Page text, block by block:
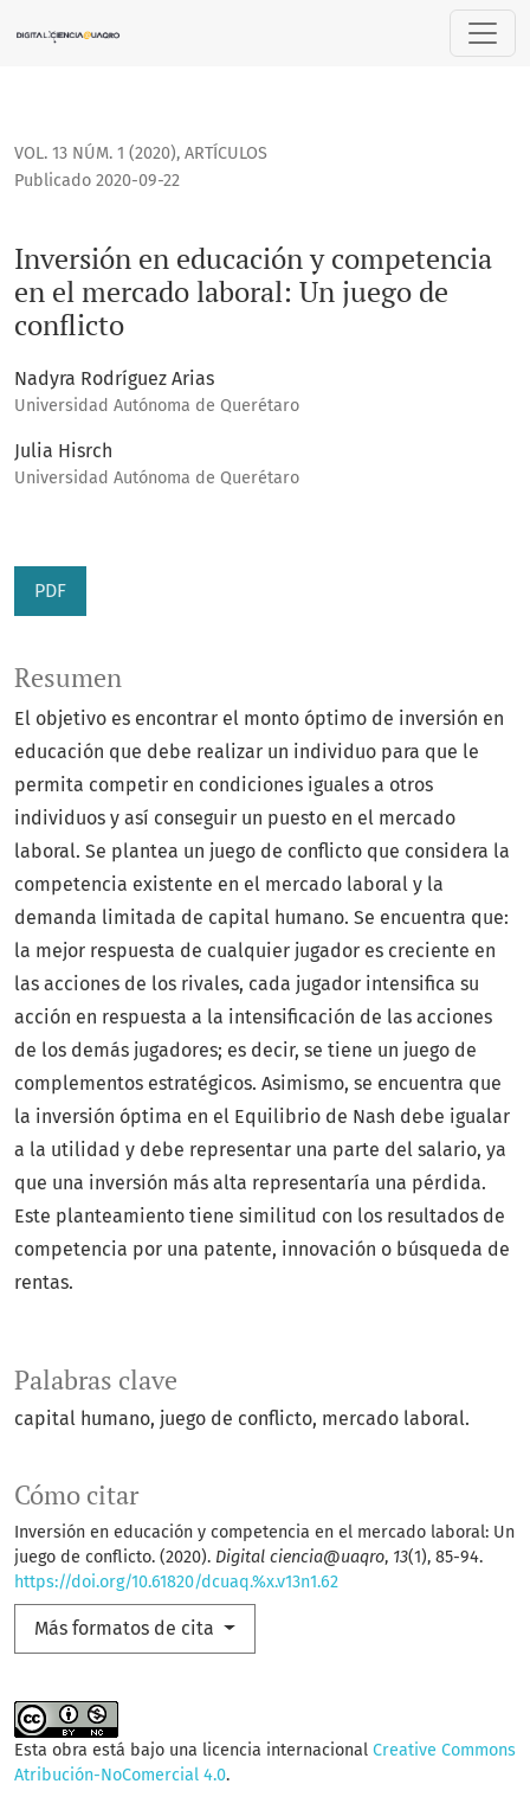
Inversión en educación y competencia en el mercado
VOL. 13 NÚM. 1 (2020), ARTÍCULOS
Inversión en educación y competencia
en el mercado laboral: Un juego de
conflicto
Publicado 2020-09-22
Nadyra Rodríguez Arias
Universidad Autónoma de Querétaro
Julia Hisrch
Universidad Autónoma de Querétaro
PDF
Palabras clave
capital humano, juego de conflicto, mercado laboral.
Cómo citar
Inversión en educación y competencia en el mercado laboral: Un
juego de conflicto. (2020). Digital ciencia@uaqro, 13(1), 85-94.
https://doi.org/10.61820/dcuaq.%x.v13n1.62
Más formatos de cita
Resumen
El objetivo es encontrar el monto óptimo de inversión en
educación que debe realizar un individuo para que le
permita competir en condiciones iguales a otros
individuos y así conseguir un puesto en el mercado
laboral. Se plantea un juego de conflicto que considera la
competencia existente en el mercado laboral y la
demanda limitada de capital humano. Se encuentra que:
la mejor respuesta de cualquier jugador es creciente en
las acciones de los rivales, cada jugador intensifica su
acción en respuesta a la intensificación de las acciones
de los demás jugadores; es decir, se tiene un juego de
complementos estratégicos. Asimismo, se encuentra que
la inversión óptima en el Equilibrio de Nash debe igualar
a la utilidad y debe representar una parte del salario, ya
que una inversión más alta representaría una pérdida.
Este planteamiento tiene similitud con los resultados de
competencia por una patente, innovación o búsqueda de
rentas.
Esta obra está bajo una licencia internacional Creative Commons
Atribución-NoComercial 4.0.